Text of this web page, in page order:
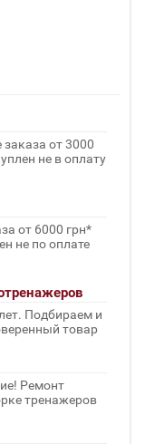
от 3000
не в оплату
от 6000 грн*
не по оплате
Подбираем и
товар
Ремонт
тренажеров